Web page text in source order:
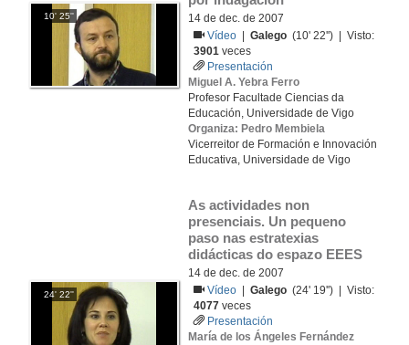
10' 25''
14 de dec. de 2007
Vídeo
|Galego (10' 22'') | Visto:
3901 veces
Presentación
Miguel A. Yebra Ferro
Profesor Facultade Ciencias da
Educación, Universidade de Vigo
Organiza: Pedro Membiela
Vicerreitor de Formación e Innovación
Educativa, Universidade de Vigo
24' 22''
As actividades non
presenciais. Un pequeno
paso nas estratexias
didácticas do espazo EEES
14 de dec. de 2007
Vídeo
|Galego (24' 19'') | Visto:
4077 veces
Presentación
María de los Ángeles Fernández